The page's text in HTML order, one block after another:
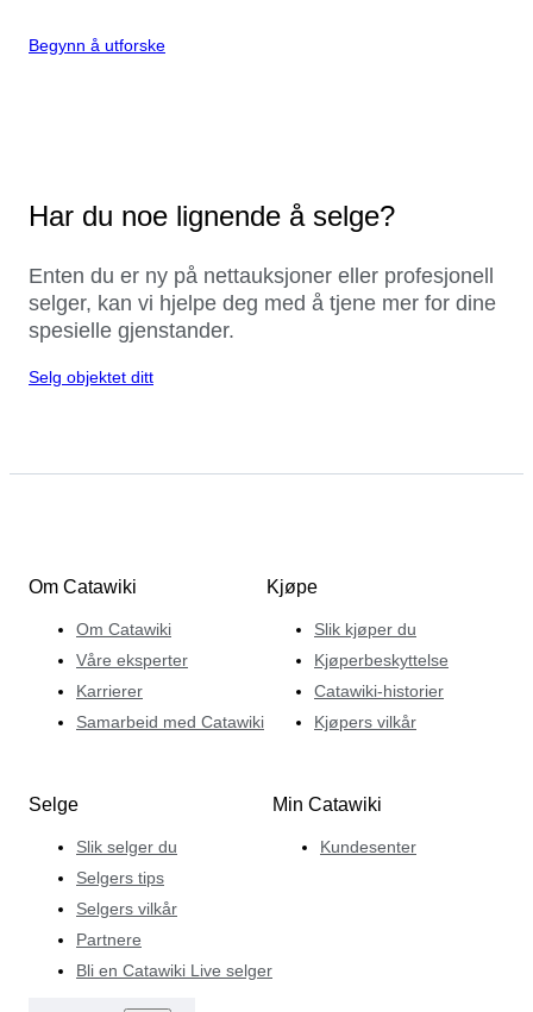
Begynn å utforske
Har du noe lignende å selge?
Enten du er ny på nettauksjoner eller profesjonell
selger, kan vi hjelpe deg med å tjene mer for dine
spesielle gjenstander.
Selg objektet ditt
Om Catawiki
Om Catawiki
Våre eksperter
Karrierer
Samarbeid med Catawiki
Kjøpe
Slik kjøper du
Kjøperbeskyttelse
Catawiki-historier
Kjøpers vilkår
Selge
Slik selger du
Selgers tips
Selgers vilkår
Partnere
Bli en Catawiki Live selger
Min Catawiki
Kundesenter